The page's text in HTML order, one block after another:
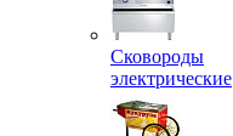
Сковороды
электрические